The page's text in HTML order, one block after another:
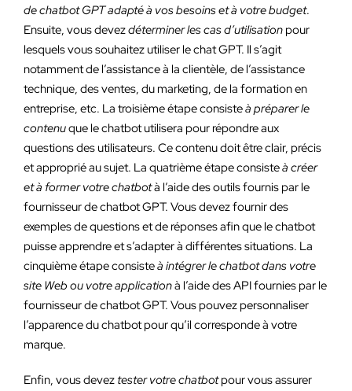
de chatbot GPT adapté à vos besoins et à votre budget.
Ensuite, vous devezdéterminer les cas d’utilisation pour
lesquels vous souhaitez utiliser le chat GPT. Il s’agit
notamment de l’assistance à la clientèle, de l’assistance
technique, des ventes, du marketing, de la formation en
entreprise, etc. La troisième étape consisteà préparer le
contenuque le chatbot utilisera pour répondre aux
questions des utilisateurs. Ce contenu doit être clair, précis
et approprié au sujet. La quatrième étape consisteà créer
et à former votre chatbotà l’aide des outils fournis par le
fournisseur de chatbot GPT. Vous devez fournir des
exemples de questions et de réponses afin que le chatbot
puisse apprendre et s’adapter à différentes situations. La
cinquième étape consisteà intégrer le chatbot dans votre
site Web ou votre applicationà l’aide des API fournies par le
fournisseur de chatbot GPT. Vous pouvez personnaliser
l’apparence du chatbot pour qu’il corresponde à votre
marque.
Enfin, vous devez tester votre chatbotpour vous assurer